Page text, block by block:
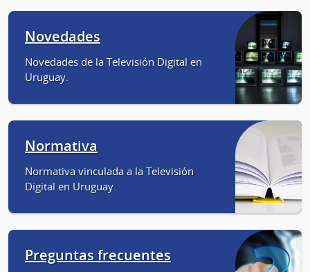
Novedades
Novedades de la Televisión Digital en
Uruguay.
Normativa
Normativa vinculada a la Televisión
Digital en Uruguay.
Preguntas frecuentes